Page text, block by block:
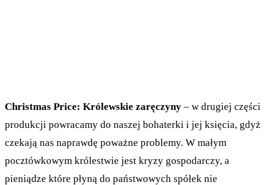
Christmas Price: Królewskie zaręczyny – w drugiej części
produkcji powracamy do naszej bohaterki i jej księcia, gdyż
czekają nas naprawdę poważne problemy. W małym
pocztówkowym królestwie jest kryzy gospodarczy, a
pieniądze które płyną do państwowych spółek nie